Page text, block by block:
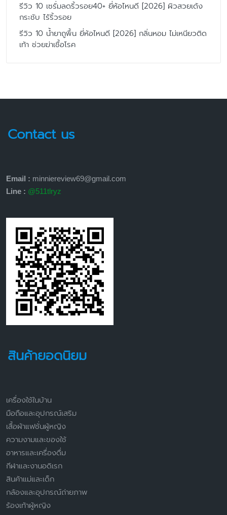
รีวิว 10 เซรั่มลดริ้วรอย40+ ยี่ห้อไหนดี [2026] ผิวสวยเด้ง
กระชับ ไร้ริ้วรอย
รีวิว 10 น้ำยาถูพื้น ยี่ห้อไหนดี [2026] กลิ่นหอม ไม่เหนียวติด
เท้า ช่วยฆ่าเชื้อโรค
Contact us
Email : minniereview69@gmail.com
Line : @511tlryz
สินค้ายอดนิยม
เครื่องใช้ในบ้าน
มือถือและอุปกรณ์เสริม
เสื้อผ้าแฟชั่นผู้หญิง
ความงามและของใช้
อาหารและเครื่องดื่ม
กีฬาและงานอดิเรก
สินค้าแม่และเด็ก
กล้องและอุปกรณ์ถ่ายภาพ
ร้องเท้าผู้หญิง